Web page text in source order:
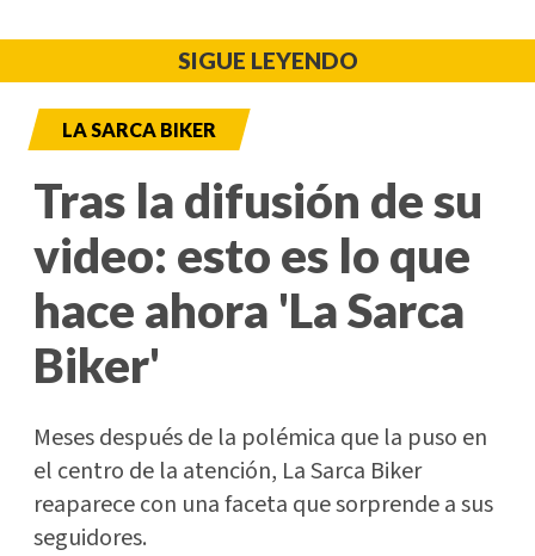
SIGUE LEYENDO
LA SARCA BIKER
Tras la difusión de su
video: esto es lo que
hace ahora 'La Sarca
Biker'
Meses después de la polémica que la puso en
el centro de la atención, La Sarca Biker
reaparece con una faceta que sorprende a sus
seguidores.